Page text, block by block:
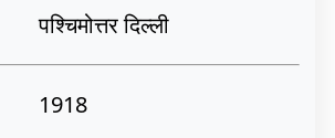
पश्चिमोत्तर दिल्ली
1918